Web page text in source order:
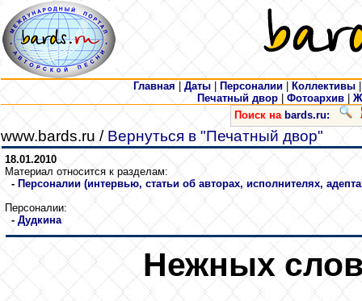
Главная Даты Персоналии Коллективы
Печатный двор| Фотоархив
Поиск на bards.ru:
www.bards.ru / Вернуться в "Печатный двор"
18.01.2010
Материал относится к разделам:
- Персоналии (интервью, статьи об авторах, исполнителях,
Персоналии:
- Дудкина
Нежных